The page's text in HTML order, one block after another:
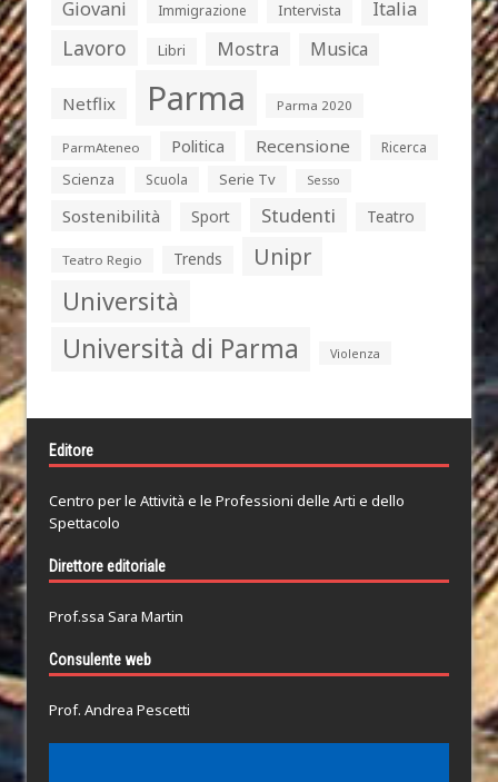
Giovani Immigrazione Intervista Italia
Lavoro Libri Mostra Musica
Netflix Parma Parma 2020
ParmAteneo Politica Recensione
Ricerca
Scienza
Scuola Serie Tv Sesso
Sostenibilità Sport Studenti Teatro
Teatro Regio Trends Unipr
Università
Università di Parma Violenza
Editore
Centro per le Attività e le Professioni delle Arti e dello
Spettacolo
Direttore editoriale
Prof.ssa Sara Martin
Consulente web
Prof. Andrea Pescetti